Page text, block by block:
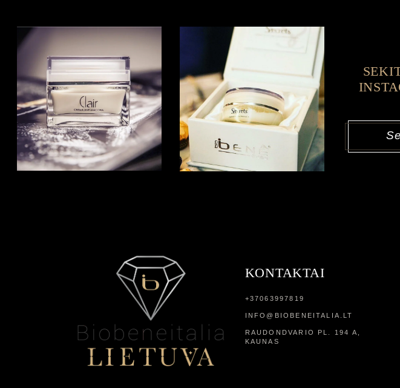
KONTAKTAI
+37063997819
INFO@BIOBENEITALIA.LT
RAUDONDVARIO PL. 194 A,
KAUNAS